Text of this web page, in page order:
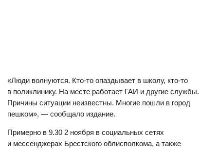
«Люди волнуются. Кто-то опаздывает в школу, кто-то
в поликлинику. На месте работает ГАИ и другие службы.
Причины ситуации неизвестны. Многие пошли в город
пешком», — сообщало издание.
Примерно в 9.30 2 ноября в социальных сетях
и мессенджерах Брестского облисполкома, а также